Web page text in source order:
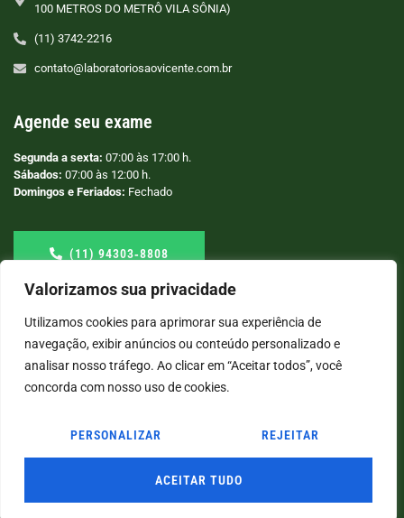
Valorizamos sua privacidade
Utilizamos cookies para aprimorar sua experiência de
navegação, exibir anúncios ou conteúdo personalizado e
analisar nosso tráfego. Ao clicar em “Aceitar todos”, você
concorda com nosso uso de cookies.
PERSONALIZAR REJEITAR
ACEITAR TUDO
100 METROS DO METRÔ VILA SÔNIA)
(11) 3742-2216
contato@laboratoriosaovicente.com.br
Agende seu exame
Segunda a sexta: 07:00 às 17:00 h.
Sábados: 07:00 às 12:00 h.
Domingos e Feriados: Fechado
(11) 94303‑8808
© COPYRIGHT2026→ LABORATÓRIO SÃO VICENTE → POR: CONEKI - SOLUÇÕES DIGITAIS |